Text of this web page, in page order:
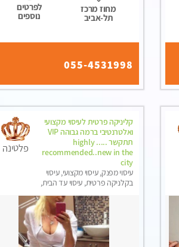
מחוז מרכז
תל-אביב
לפרטים
נוספים
055-4531998
קליניקה פרטית לעיסוי מקצועי
ואלטרנטיבי ברמה גבוהה VIP
תתקשר ..... highly
recommended..new in the
city
עיסוי מפנק, עיסוי מקצועי, עיסוי
בקלניקה פרטית, עיסוי עד הבית,
פלטינה